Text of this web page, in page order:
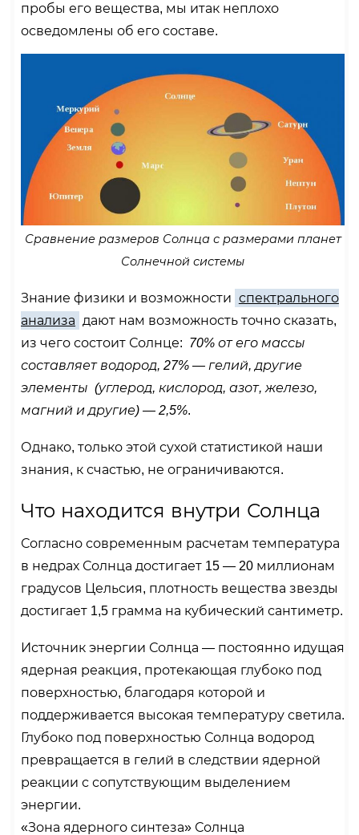
пробы его вещества, мы итак неплохо
осведомлены об его составе.
Сравнение размеров Солнца с размерами планет
Солнечной системы
Знание физики и возможности спектрального
анализа
дают нам возможность точно сказать,
из чего состоит Солнце: 70% от его массы
составляет водород, 27% — гелий, другие
элементы (углерод, кислород, азот, железо,
магний и другие) — 2,5%.
Однако, только этой сухой статистикой наши
знания, к счастью, не ограничиваются.
Что находится внутри Солнца
Согласно современным расчетам температура
в недрах Солнца достигает 15 — 20 миллионам
градусов Цельсия, плотность вещества звезды
достигает 1,5 грамма на кубический сантиметр.
Источник энергии Солнца — постоянно идущая
ядерная реакция, протекающая глубоко под
поверхностью, благодаря которой и
поддерживается высокая температуру светила.
Глубоко под поверхностью Солнца водород
превращается в гелий в следствии ядерной
реакции с сопутствующим выделением
энергии.
«Зона ядерного синтеза» Солнца